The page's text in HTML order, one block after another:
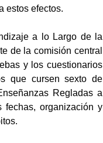
estos efectos.
a lo Largo de la
de la comisión central
y los cuestionarios
que cursen sexto de
Regladas a
fechas, organización y